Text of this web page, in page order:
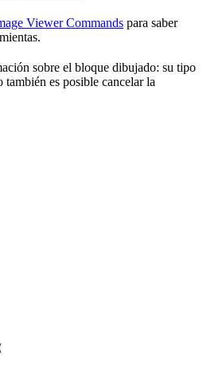
Viewer Commands para saber
sobre el bloque dibujado: su tipo
es posible cancelar la